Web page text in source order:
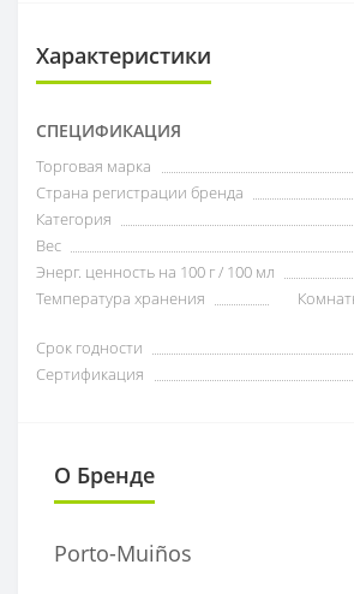
Характеристики
СПЕЦИФИКАЦИЯ
Торговая марка
Страна регистрации бренда
Категория
Вес
Энерг. ценность на 100 г / 100 мл
Температура хранения
Срок годности
Сертификация
О Бренде
Porto-Muiños